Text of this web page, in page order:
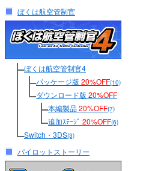
ぼくは航空管制官
ぼくは航空管制官4
パッケージ版 20%OFF(10)
ダウンロード版 20%OFF
本編製品20%OFF(7)
追加ｽﾃｰｼﾞ 20%OFF(6)
Switch・3DS(3)
パイロットストーリー